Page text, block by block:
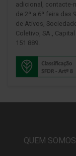
adicional, contacte-
de 2ª a 6ª feira das
de Ativos,
Coletivo, SA.,
151 889.
QUEM SOMOS